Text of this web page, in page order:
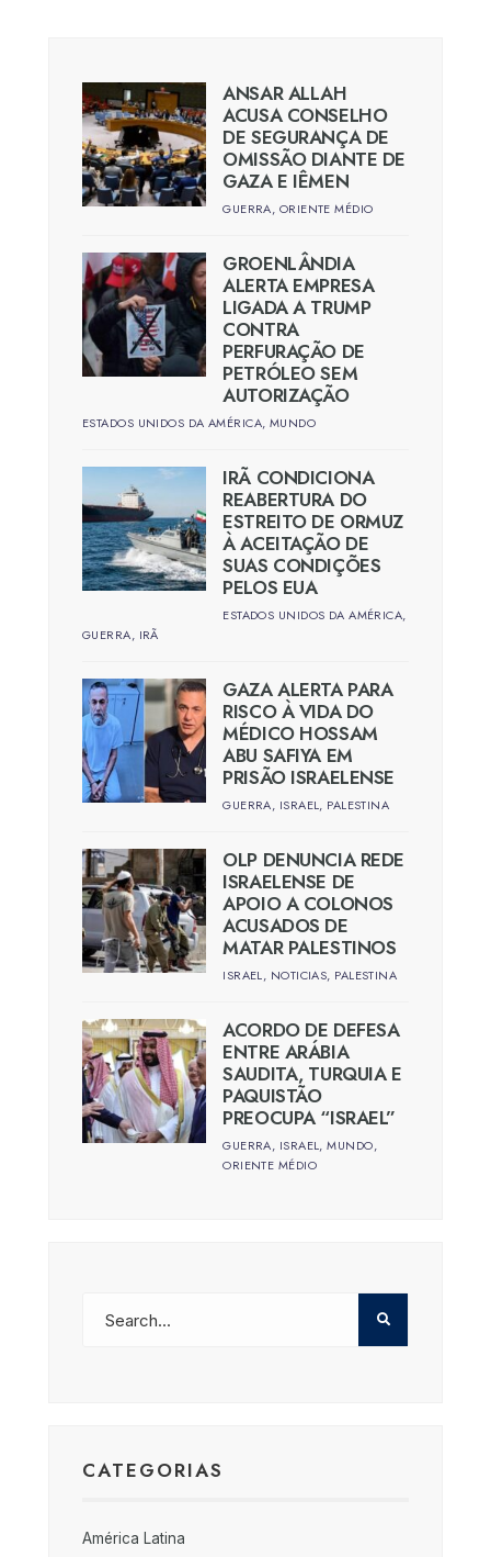
ANSAR ALLAH
ACUSA CONSELHO
DE SEGURANÇA DE
OMISSÃO DIANTE DE
GAZA E IÊMEN
GUERRA, ORIENTE MÉDIO
GROENLÂNDIA
ALERTA EMPRESA
LIGADA A TRUMP
CONTRA
PERFURAÇÃO DE
PETRÓLEO SEM
AUTORIZAÇÃO
ESTADOS UNIDOS DA AMÉRICA, MUNDO
IRÃ CONDICIONA
REABERTURA DO
ESTREITO DE ORMUZ
À ACEITAÇÃO DE
SUAS CONDIÇÕES
PELOS EUA
ESTADOS UNIDOS DA AMÉRICA,
GUERRA, IRÃ
GAZA ALERTA PARA
RISCO À VIDA DO
MÉDICO HOSSAM
ABU SAFIYA EM
PRISÃO ISRAELENSE
GUERRA, ISRAEL, PALESTINA
OLP DENUNCIA REDE
ISRAELENSE DE
APOIO A COLONOS
ACUSADOS DE
MATAR PALESTINOS
ISRAEL, NOTICIAS, PALESTINA
ACORDO DE DEFESA
ENTRE ARÁBIA
SAUDITA, TURQUIA E
PAQUISTÃO
PREOCUPA “ISRAEL”
GUERRA, ISRAEL,MUNDO,
ORIENTE MÉDIO
CATEGORIAS
América Latina